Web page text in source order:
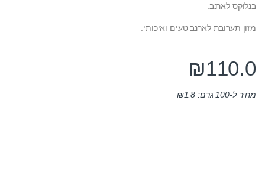
בנלוקס לארנב.
מזון תערובת לארנב טעים ואיכותי.
₪110.0
מחיר ל-100 גרם: ₪1.8